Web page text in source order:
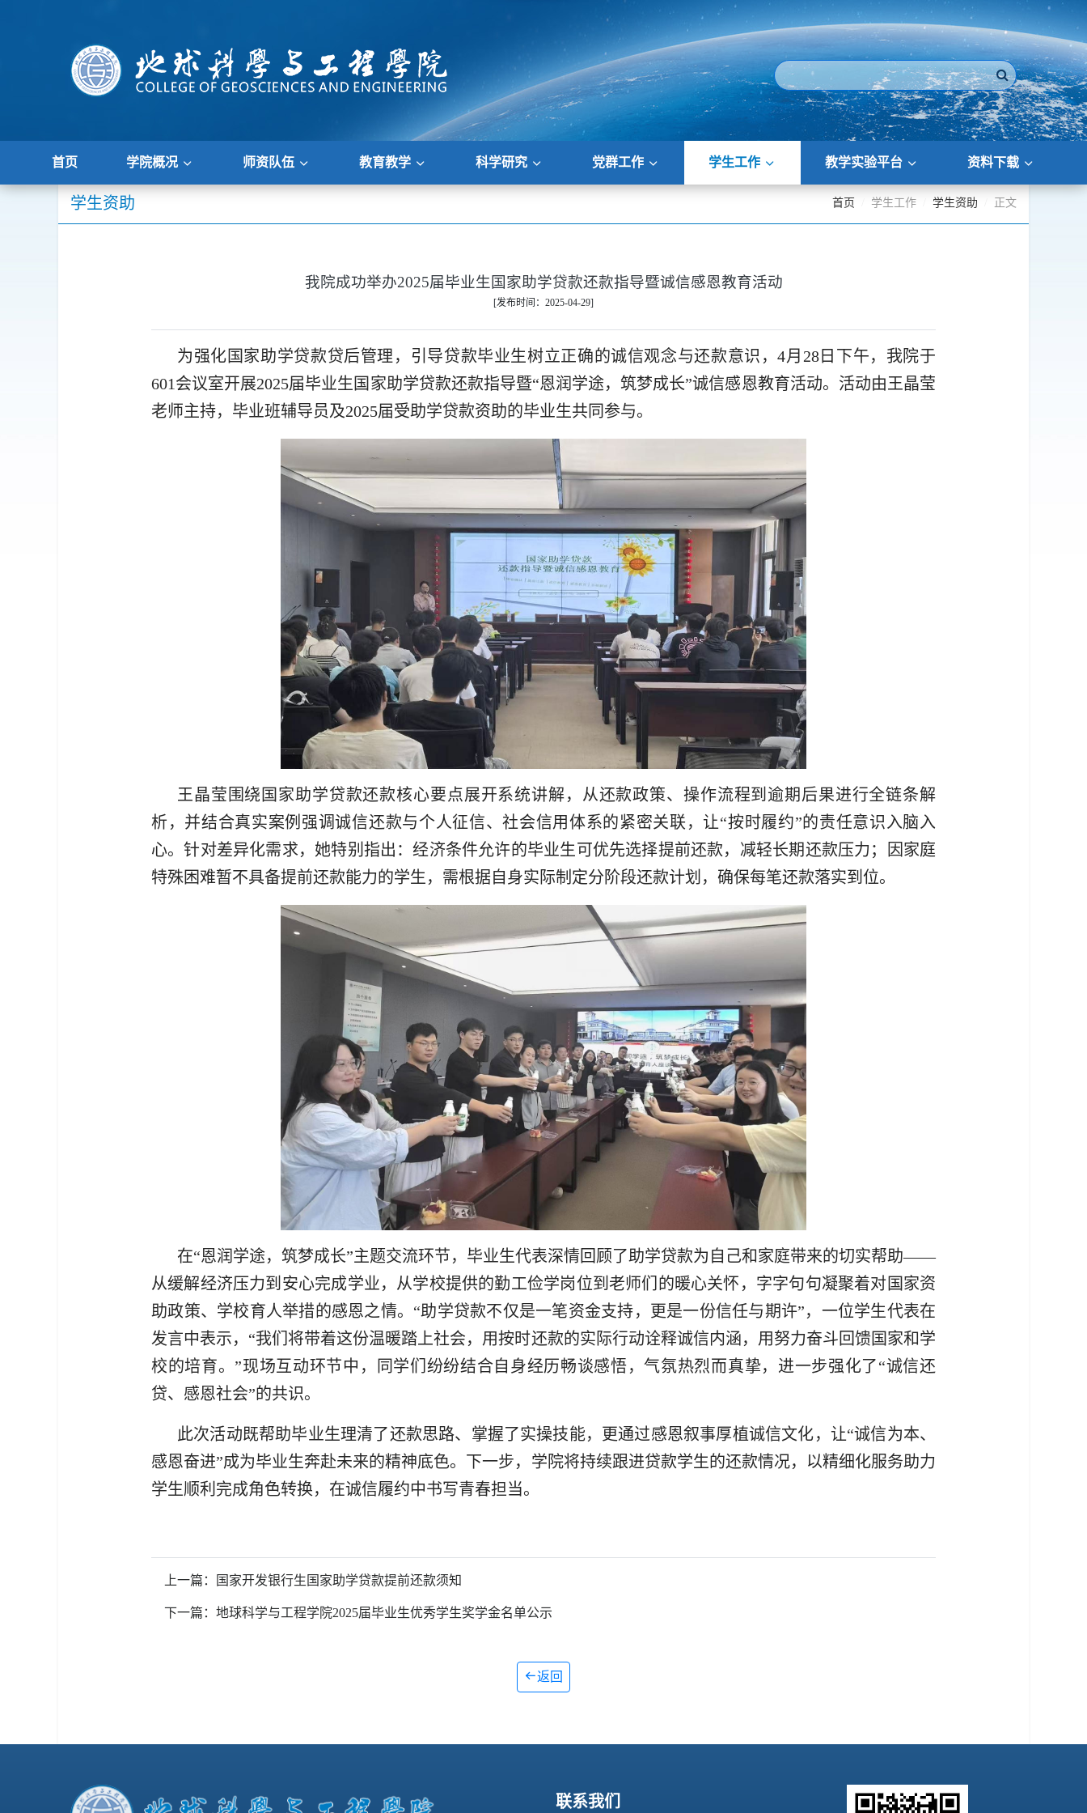
首页 学院概况 师资队伍 教育教学 科学研究 党群工作 学生工作 教学实验平台 资料下载
学生资助 首页 学生工作 学生资助 正文
我院成功举办2025届毕业生国家助学贷款还款指导暨诚信感恩教育活动
[发布时间：2025-04-29]
为强化国家助学贷款贷后管理，引导贷款毕业生树立正确的诚信观念与还款意识，4月28日下午，我院于
601会议室开展2025届毕业生国家助学贷款还款指导暨“恩润学途，筑梦成长”诚信感恩教育活动。活动由王晶莹
老师主持，毕业班辅导员及2025届受助学贷款资助的毕业生共同参与。
王晶莹围绕国家助学贷款还款核心要点展开系统讲解，从还款政策、操作流程到逾期后果进行全链条解
析，并结合真实案例强调诚信还款与个人征信、社会信用体系的紧密关联，让“按时履约”的责任意识入脑入
心。针对差异化需求，她特别指出：经济条件允许的毕业生可优先选择提前还款，减轻长期还款压力；因家庭
特殊困难暂不具备提前还款能力的学生，需根据自身实际制定分阶段还款计划，确保每笔还款落实到位。
在“恩润学途，筑梦成长”主题交流环节，毕业生代表深情回顾了助学贷款为自己和家庭带来的切实帮助——
从缓解经济压力到安心完成学业，从学校提供的勤工俭学岗位到老师们的暖心关怀，字字句句凝聚着对国家资
助政策、学校育人举措的感恩之情。“助学贷款不仅是一笔资金支持，更是一份信任与期许”，一位学生代表在
发言中表示，“我们将带着这份温暖踏上社会，用按时还款的实际行动诠释诚信内涵，用努力奋斗回馈国家和学
校的培育。”现场互动环节中，同学们纷纷结合自身经历畅谈感悟，气氛热烈而真挚，进一步强化了“诚信还
贷、感恩社会”的共识。
此次活动既帮助毕业生理清了还款思路、掌握了实操技能，更通过感恩叙事厚植诚信文化，让“诚信为本、
感恩奋进”成为毕业生奔赴未来的精神底色。下一步，学院将持续跟进贷款学生的还款情况，以精细化服务助力
学生顺利完成角色转换，在诚信履约中书写青春担当。
上一篇：国家开发银行生国家助学贷款提前还款须知
下一篇：地球科学与工程学院2025届毕业生优秀学生奖学金名单公示
返回
联系我们